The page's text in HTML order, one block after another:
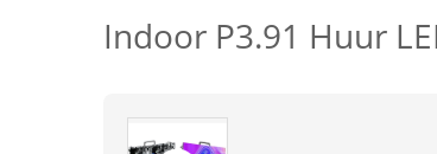
Indoor P3.91 Huur